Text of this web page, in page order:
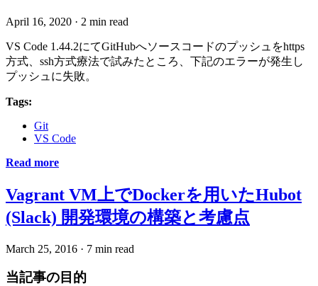
April 16, 2020 · 2 min read
VS Code 1.44.2にてGitHubへソースコードのプッシュをhttps
方式、ssh方式療法で試みたところ、下記のエラーが発生し
プッシュに失敗。
Tags:
Git
VS Code
Read more
Vagrant VM上でDockerを用いたHubot
(Slack) 開発環境の構築と考慮点
March 25, 2016 · 7 min read
当記事の目的